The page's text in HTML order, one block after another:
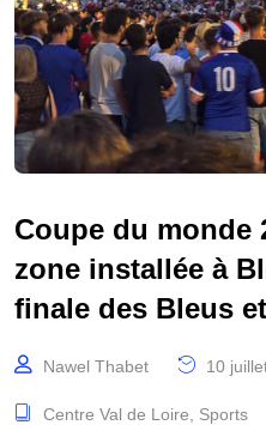
Coupe du monde
zone installée à
finale des Bleus
Nawel Thabet 10
Centre Val de Loire Sports